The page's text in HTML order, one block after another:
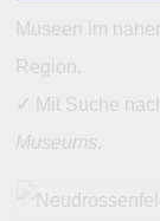
Museen im
Region.
✓ Mit Suche
Museums.